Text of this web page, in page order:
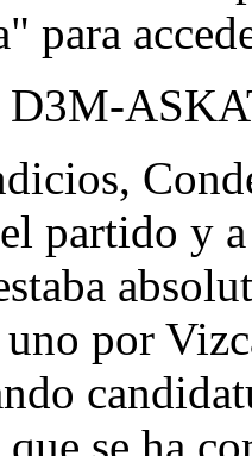
para
partido y
por
se ha